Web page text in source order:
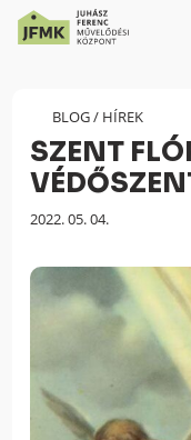
Content
navigációhoz
BLOG/ HÍREK
SZENT
Megjelenés
2022. 05. 04.